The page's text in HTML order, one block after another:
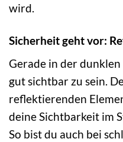
wird.
Sicherheit geht vor:
Gerade in der
gut sichtbar zu sein.
reflektierenden
deine Sichtbarkeit im
So bist du auch bei